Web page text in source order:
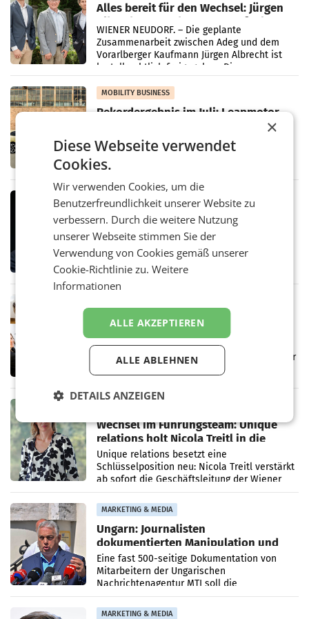
Alles bereit für den Wechsel: Jürgen
Albrecht setzt ab 1.1.2027 auf Adeg
WIENER NEUDORF. – Die geplante
Zusammenarbeit zwischen Adeg und dem
Vorarlberger Kaufmann Jürgen Albrecht ist
kartellrechtlich freigegeben: Die
Bundeswettbewerbsbehörde und der
Bundeskartellanwalt
MOBILITY BUSINESS
Rekordergebnis im Juli: Leapmotor
überschreitet die 100.000er-Marke
– Im Juli 2026 erreichte Leapmotor einen
wichtigen Meilenstein und lieferte weltweit
101.267 Fahrzeuge aus, womit sich das
verdoppelte (+102
MARKETING & MEDIA
Stiftungsrat Lederer wehrt sich in
den SN gegen Vorwürfe
Mehrere Themen beschäftigen derzeit den
ORF. Am Dienstag soll im Stiftungsrat über
die vom neuen ORF-Chef Clemens Pig
Direktionen abgestimmt werden.
Brandenstein Communications ist
künftig Partner von OtterlyAI
Die Wiener PR-Agentur Brandenstein
Communications ist ab sofort Agenturpartner
die Agentur ihr Leistungsportfolio
Wechsel im Führungsteam: Unique
relations holt Nicola Treitl in die
Geschäftsleitung
Unique relations besetzt eine
Schlüsselposition neu: Nicola Treitl verstärkt
ab sofort die Geschäftsleitung der Wiener
PR-Agentur an der Seite von Josef Kalina und
Anna Kalina-Mahr.
MARKETING & MEDIA
Ungarn: Journalisten
dokumentierten Manipulation und
Zensur
Eine fast 500-seitige Dokumentation von
Mitarbeitern der Ungarischen
Nachrichtenagentur MTI soll die
systematische Nachrichten-Manipulation und
Zensur bei der Agentur während der Zeit
MARKETING & MEDIA
×
Diese Webseite verwendet
Cookies.
Wir verwenden Cookies, um die
Benutzerfreundlichkeit unserer Website zu
verbessern. Durch die weitere Nutzung
unserer Webseite stimmen Sie der
Verwendung von Cookies gemäß unserer
Cookie-Richtlinie zu.Weitere
Informationen
ALLE AKZEPTIEREN
ALLE ABLEHNEN
DETAILS ANZEIGEN